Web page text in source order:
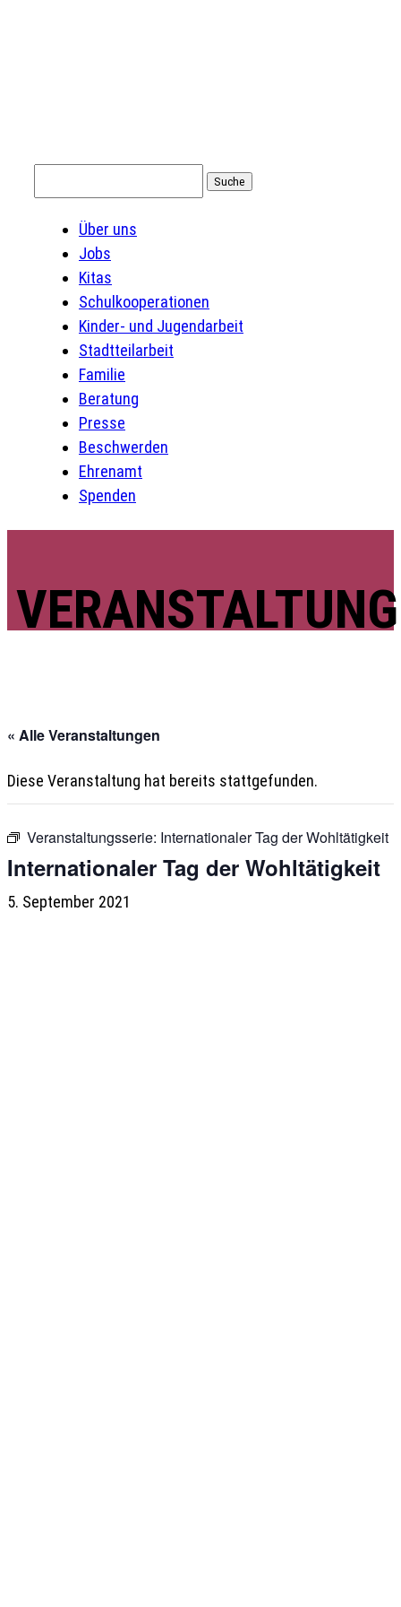
nach:
Über uns
Jobs
Kitas
Schulkooperationen
Kinder- und Jugendarbeit
Stadtteilarbeit
Familie
Beratung
Presse
Beschwerden
Ehrenamt
Spenden
« Alle Veranstaltungen
Diese Veranstaltung hat bereits stattgefunden.
Veranstaltungsserie: Internationaler Tag der Wohltätigkeit
Internationaler Tag der Wohltätigkeit
5. September 2021